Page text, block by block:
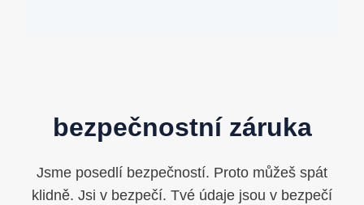
bezpečnostní záruka
Jsme posedlí bezpečností. Proto můžeš spát
klidně. Jsi v bezpečí. Tvé údaje jsou v bezpečí